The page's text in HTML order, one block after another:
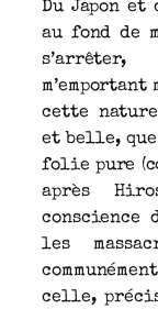
Du Japon et
au fond de
s’arrêter,
cette
et belle,
folie pure
après
conscience
les
celle,